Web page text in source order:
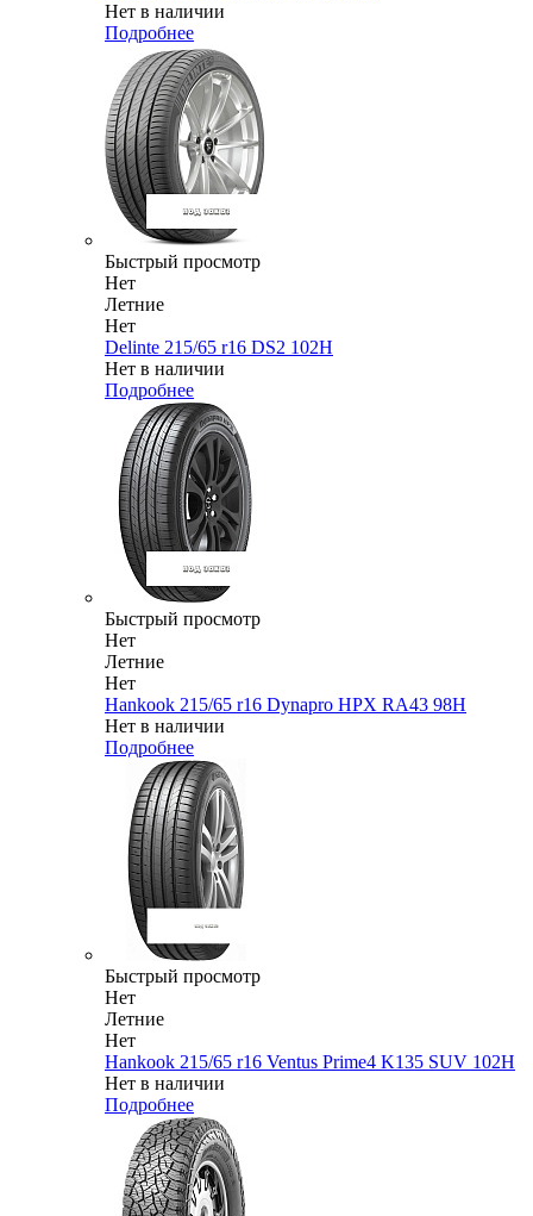
Нет в наличии
Подробнее
Быстрый просмотр
Нет
Летние
Нет
Delinte 215/65 r16 DS2 102H
Нет в наличии
Подробнее
Быстрый просмотр
Нет
Летние
Нет
Hankook 215/65 r16 Dynapro HPX RA43 98H
Нет в наличии
Подробнее
Быстрый просмотр
Нет
Летние
Нет
Hankook 215/65 r16 Ventus Prime4 K135 SUV 102H
Нет в наличии
Подробнее